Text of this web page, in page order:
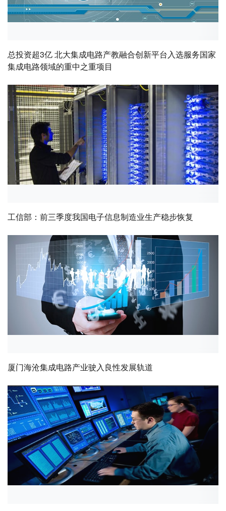
总投资超3亿 北大集成电路产教融合创新平台入选服务国家
集成电路领域的重中之重项目
工信部：前三季度我国电子信息制造业生产稳步恢复
厦门海沧集成电路产业驶入良性发展轨道